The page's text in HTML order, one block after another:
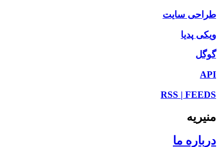
طراحی سایت
ویکی پدیا
گوگل
API
RSS | FEEDS
منیریه
درباره ما